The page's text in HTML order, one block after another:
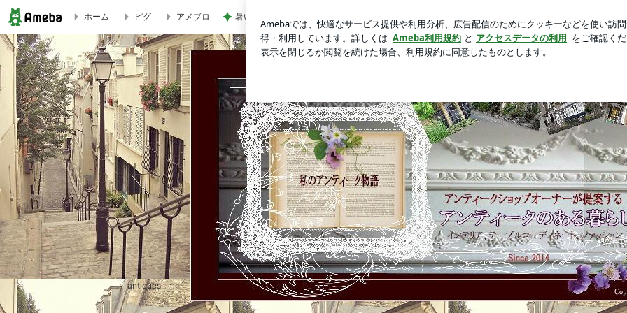
★☆ 平日アフタヌーンLIVE ★☆ | 私のアンティーク物語・.。*.・o.☆
ホーム ピグ アメブロ 暑い日のレストランは選び放題 ログ
antiques